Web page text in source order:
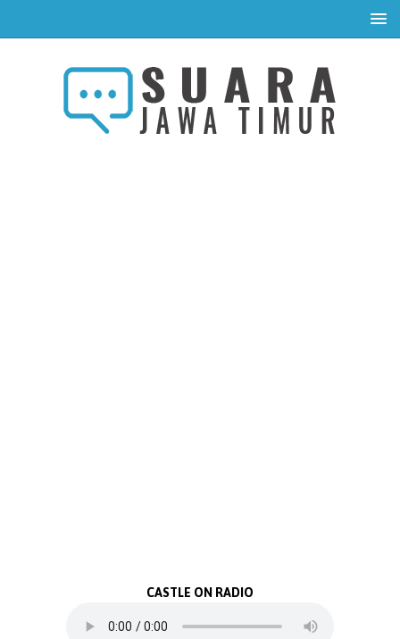
CASTLE ON RADIO